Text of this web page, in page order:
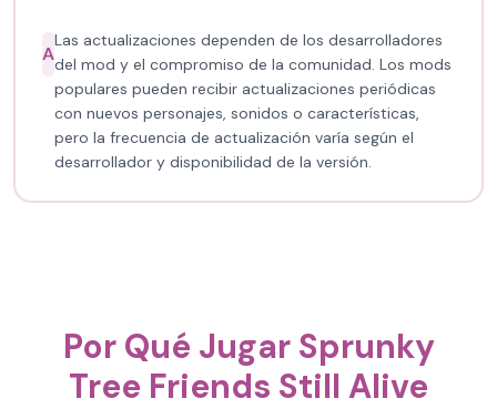
A
Las actualizaciones dependen de los desarrolladores
del mod y el compromiso de la comunidad. Los mods
populares pueden recibir actualizaciones periódicas
con nuevos personajes, sonidos o características,
pero la frecuencia de actualización varía según el
desarrollador y disponibilidad de la versión.
Por Qué Jugar Sprunky
Tree Friends Still Alive